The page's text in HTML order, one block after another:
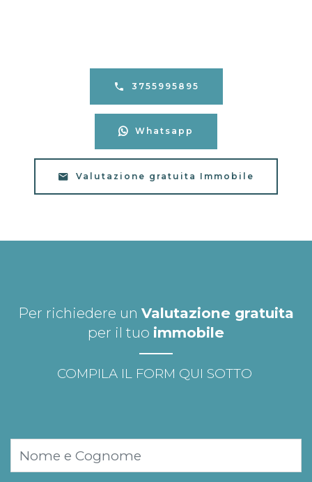
3755995895
Whatsapp
Valutazione gratuita Immobile
Per richiedere un Valutazione gratuita
per il tuo immobile
COMPILA IL FORM QUI SOTTO